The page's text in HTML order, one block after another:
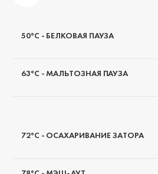
50°C - БЕЛКОВАЯ ПАУЗА
63°C - МАЛЬТОЗНАЯ ПАУЗА
72°C - ОСАХАРИВАНИЕ ЗАТОРА